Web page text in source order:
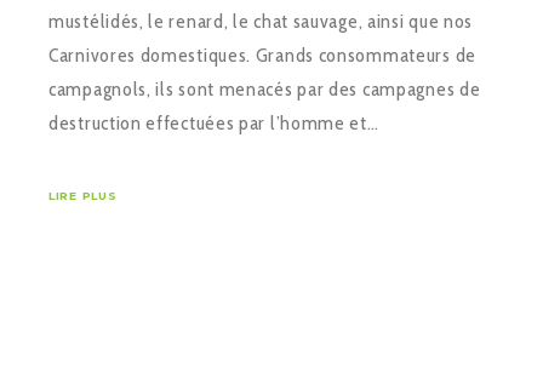
mustélidés, le renard, le chat sauvage, ainsi que nos
Carnivores domestiques. Grands consommateurs de
campagnols, ils sont menacés par des campagnes de
destruction effectuées par l’homme et…
LIRE PLUS